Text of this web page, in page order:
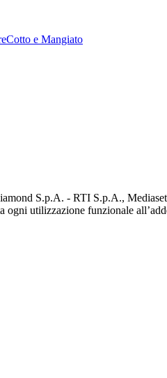
Cotto e Mangiato
S.p.A. - RTI S.p.A., Mediaset
utilizzazione funzionale